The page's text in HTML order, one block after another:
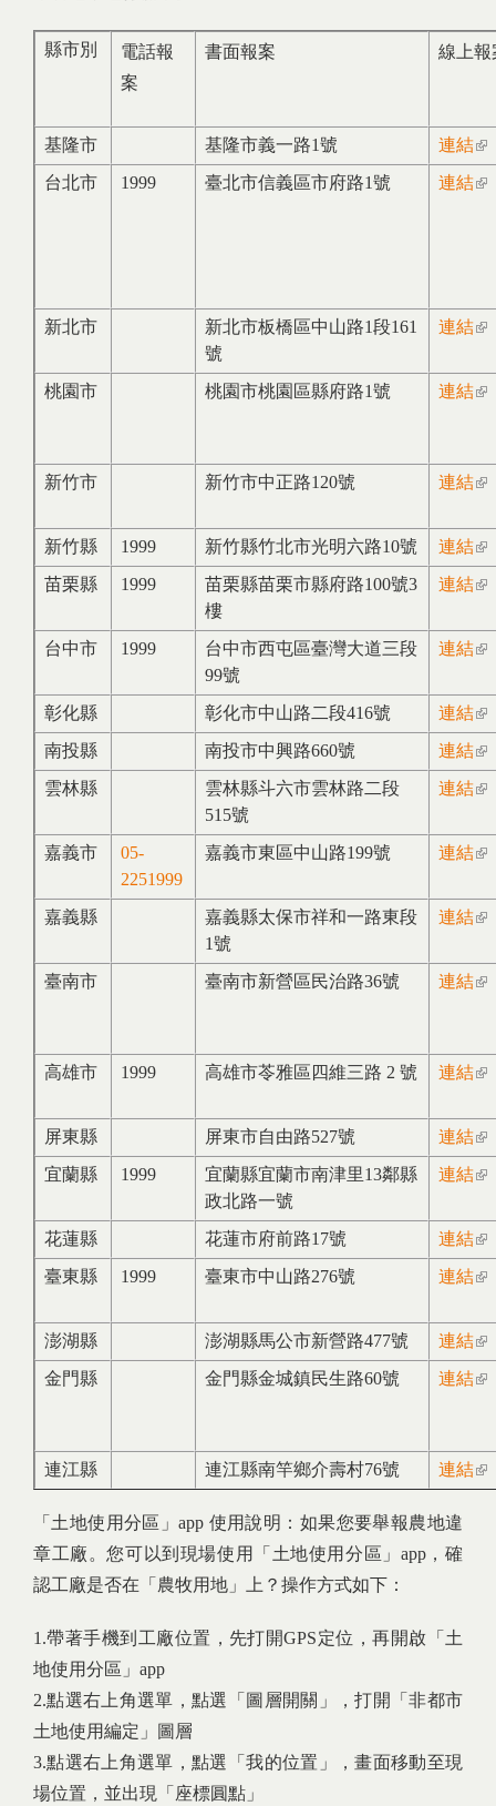
縣市別
電話報
案
書面報案 線上報
基隆市 基隆市義一路1號 連結
台北市 1999 臺北市信義區市府路1號 連結
新北市
新北市板橋區中山路1段161
號
連結
桃園市
桃園市桃園區縣府路1號 連結
新竹市 新竹市中正路120號 連結
新竹縣
1999 新竹縣竹北市光明六路10號 連結
苗栗縣 1999
苗栗縣苗栗市縣府路100號3
樓
連結
台中市
1999
台中市西屯區臺灣大道三段
99號
連結
彰化縣
彰化市中山路二段416號 連結
南投縣 南投市中興路660號 連結
雲林縣
雲林縣斗六市雲林路二段
515號
連結
嘉義市
05-
2251999
嘉義市東區中山路199號 連結
嘉義縣
嘉義縣太保市祥和一路東段
1號
連結
臺南市
臺南市新營區民治路36號 連結
高雄市 1999 高雄市苓雅區四維三路 2 號 連結
屏東縣
屏東市自由路527號 連結
宜蘭縣 1999
宜蘭縣宜蘭市南津里13鄰縣
政北路一號
連結
花蓮縣
花蓮市府前路17號 連結
臺東縣 1999 臺東市中山路276號 連結
澎湖縣
澎湖縣馬公市新營路477號 連結
金門縣 金門縣金城鎮民生路60號 連結
連江縣 連江縣南竿鄉介壽村76號 連結
「土地使用分區」app 使用說明：如果您要舉報農地違
章工廠。您可以到現場使用「土地使用分區」app，確
認工廠是否在「農牧用地」上？操作方式如下：
1.帶著手機到工廠位置，先打開GPS定位，再開啟「土
地使用分區」app
2.點選右上角選單，點選「圖層開關」，打開「非都市
土地使用編定」圖層
3.點選右上角選單，點選「我的位置」，畫面移動至現
場位置，並出現「座標圓點」